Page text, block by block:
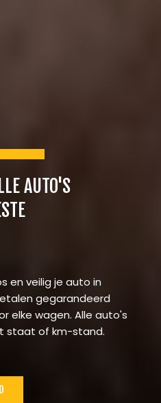
AUTO'S
en veilig je auto in
gegarandeerd
elke wagen. Alle auto's
staat of km-stand.